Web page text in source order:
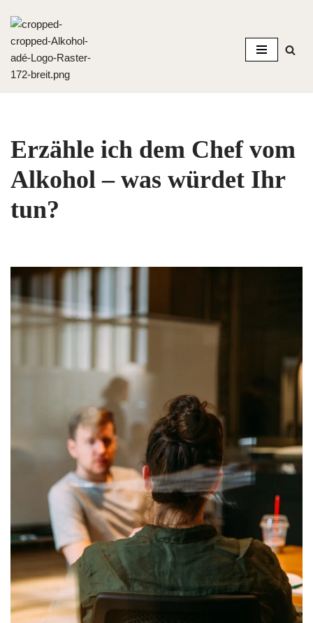
Zum
Inhalt
springen
Erzähle ich dem Chef vom
Alkohol – was würdet Ihr
tun?